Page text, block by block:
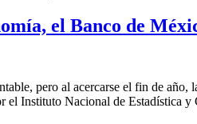
el Banco de
al acercarse el fin de año, la
el Instituto Nacional de